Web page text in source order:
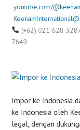
youtube.com/
(+62) 021-628-
7649
Impor ke Indonesia
ke Indonesia oleh
legal, dengan